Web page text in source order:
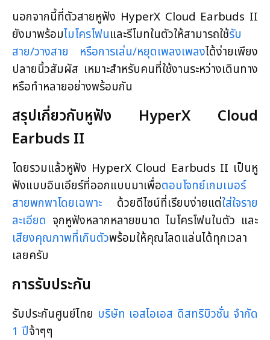
นอกจากนี้ที่ตัวสายหูฟัง HyperX Cloud Earbuds II
ยังมาพร้อมไมโครโฟนและรีโมทในตัวให้สามารถใช้รับ
สาย/วางสาย หรือการเล่น/หยุดเพลงเพลงได้ง่ายเพียง
ปลายนิ้วสัมผัส เหมาะสำหรับคนที่ใช้งานระหว่างเดินทาง
หรือทำหลายอย่างพร้อมกัน
สรุปเกี่ยวกับหูฟัง HyperX Cloud
Earbuds II
โดยรวมแล้วหูฟัง HyperX Cloud Earbuds II เป็นหู
ฟังแบบอินเอียร์ที่ออกแบบมาเพื่อตอบโจทย์เกมเมอร์
สายพกพาโดยเฉพาะ ด้วยดีไซน์ที่เรียบง่ายแต่ใส่ใจราย
ละเอียด จุกหูฟังหลากหลายขนาด ไมโครโฟนในตัว และ
เสียงคุณภาพที่เกินตัวพร้อมให้คุณโลดแล่นได้ทุกเวลา
เลยครับ
การรับประกัน
รับประกันศูนย์ไทย บริษัท เอสไอเอส ดิสทริบิวชั่น จำกัด
1 ปีจ้าๆๆ